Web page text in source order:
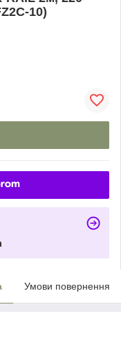
10)
Умови повернення